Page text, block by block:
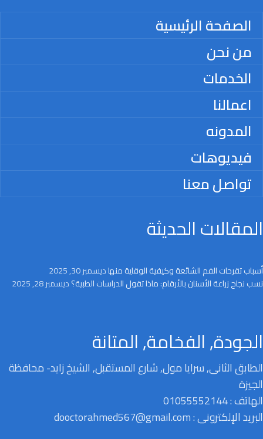
الصفحة الرئيسية
من نحن
الخدمات
اعمالنا
المدونه
فيديوهات
تواصل معنا
المقالات الحديثة
أسباب تقرحات الفم الشائعة وكيفية الوقاية منهاديسمبر 30, 2025
نسب نجاح زراعة الأسنان بالأرقام: ماذا تقول الدراسات الطبية؟ديسمبر 28, 2025
الجودة, الفخامة, المتانة
الطابق الثانى, سرايا مول, شارع المستقبل, الشيخ زايد- محافظة
الجيزة
الهاتف : 01055552144
البريد الإلكترونى : dooctorahmed567@gmail.com